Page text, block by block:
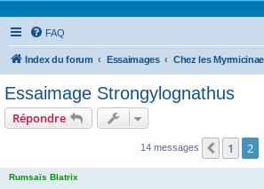
FAQ
Index du forum Essaimages Chez les Myrmicinae
Essaimage Strongylognathus
Répondre
14 messages 1 2
Rumsaïs Blatrix